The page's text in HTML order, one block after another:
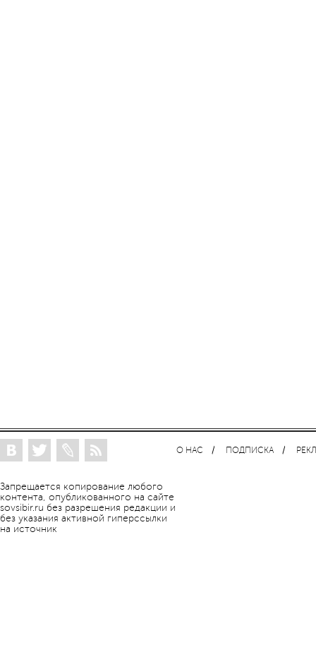
Запрещается копирование любого
контента, опубликованного на сайте
sovsibir.ru без разрешения редакции и
без указания активной гиперссылки
на источник
О НАС ПОДПИСКА